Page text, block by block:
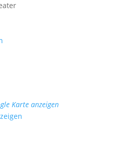
Karte anzeigen